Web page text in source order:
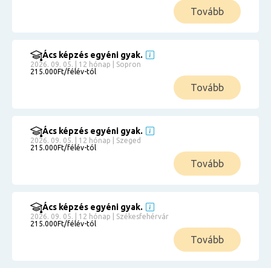
Tovább
Ács képzés egyéni gyak.
2026. 09. 05. | 12 hónap | Sopron
215.000Ft/félév-tól
Tovább
Ács képzés egyéni gyak.
2026. 09. 05. | 12 hónap | Szeged
215.000Ft/félév-tól
Tovább
Ács képzés egyéni gyak.
2026. 09. 05. | 12 hónap | Székesfehérvár
215.000Ft/félév-tól
Tovább